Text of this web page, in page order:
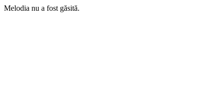
Melodia nu a fost găsită.